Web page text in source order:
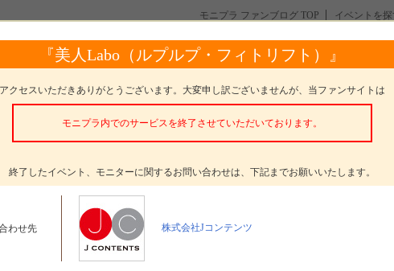
モニプラ ファンブログ TOP イベントを探
定【ＬＰＬＰ頭皮クレンジングジ】フォトコンテスト★ 投稿一覧 スカルプケア
『美人Labo（ルプルプ・フィトリフト）』
アクセスいただきありがとうございます。大変申し訳ございませんが、当ファンサイトは
モニプラ内でのサービスを終了させていただいております。
終了したイベント、モニターに関するお問い合わせは、下記までお願いいたします。
わせ先 株式会社Jコンテンツ
Ｐ頭皮クレンジングジ】フォトコンテスト★
みんなの投稿一覧を見る イベント内容を詳しく見る